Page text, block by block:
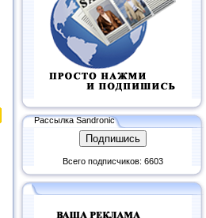
Рассылка Sandronic
Всего подписчиков: 6603